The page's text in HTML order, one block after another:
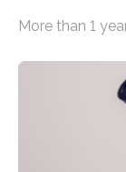
hochrangige
Schlaganfall“
Betroffenen zu
diesem Jahr
Preis aus. Er
More than 1